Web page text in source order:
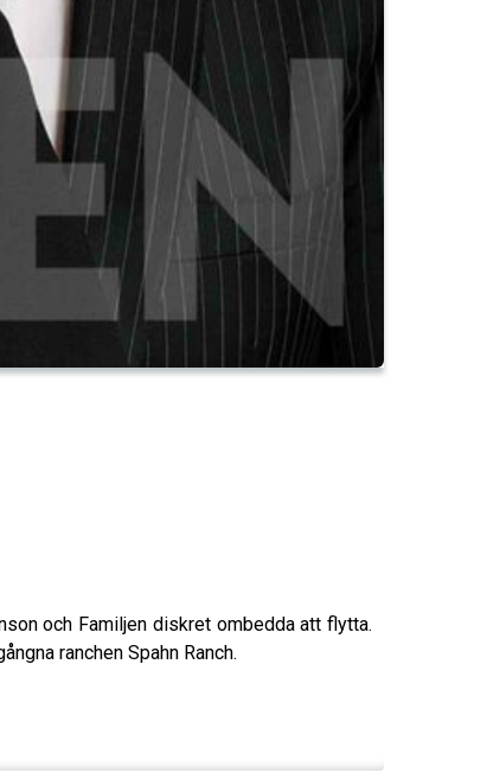
och Familjen diskret ombedda att flytta.
ranchen Spahn Ranch.